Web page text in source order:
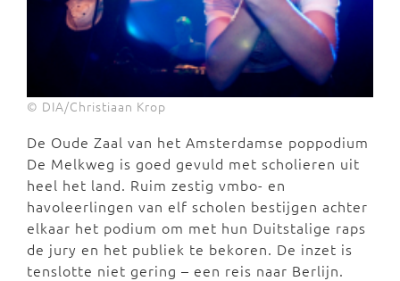
© DIA/Christiaan Krop
De Oude Zaal van het Amsterdamse poppodium
De Melkweg is goed gevuld met scholieren uit
heel het land. Ruim zestig vmbo- en
havoleerlingen van elf scholen bestijgen achter
elkaar het podium om met hun Duitstalige raps
de jury en het publiek te bekoren. De inzet is
tenslotte niet gering – een reis naar Berlijn.